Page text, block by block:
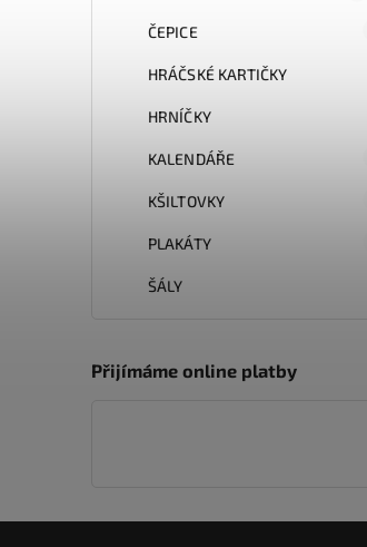
ČEPICE
HRÁČSKÉ KARTIČKY
HRNÍČKY
KALENDÁŘE
KŠILTOVKY
PLAKÁTY
ŠÁLY
Přijímáme online platby